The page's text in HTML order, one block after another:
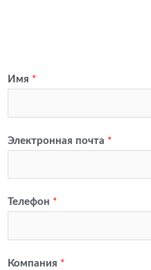
Имя *
Электронная почта *
Телефон *
Компания *